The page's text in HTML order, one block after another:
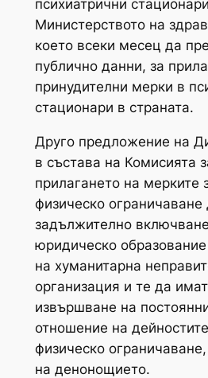
психиатрични
Министерството на
което всеки месец да
публично данни, за
принудителни мерки в
стационари в страната.
Друго предложение на
в състава на Комисията
прилагането на мерките
физическо ограничаване
задължително
юридическо
на хуманитарна
организация и те да
извършване на
отношение на
физическо
на денонощието.